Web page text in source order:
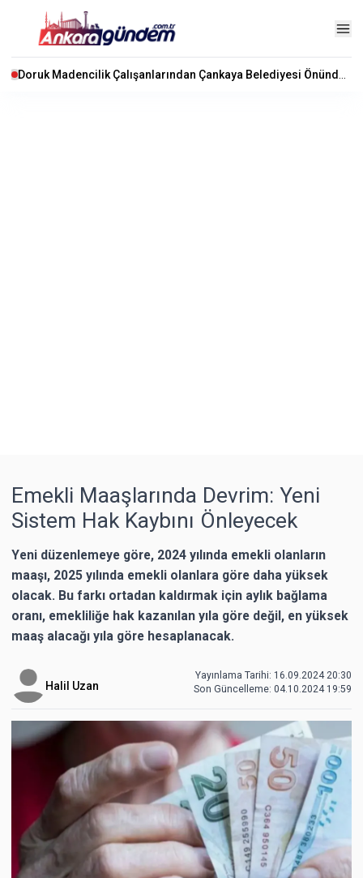
Emekli Maaşlarında Devrim: Yeni
Sistem Hak Kaybını Önleyecek
Yeni düzenlemeye göre, 2024 yılında emekli olanların
maaşı, 2025 yılında emekli olanlara göre daha yüksek
olacak. Bu farkı ortadan kaldırmak için aylık bağlama
oranı, emekliliğe hak kazanılan yıla göre değil, en yüksek
maaş alacağı yıla göre hesaplanacak.
Halil Uzan
Yayınlama Tarihi: 16.09.2024 20:30
Son Güncelleme: 04.10.2024 19:59